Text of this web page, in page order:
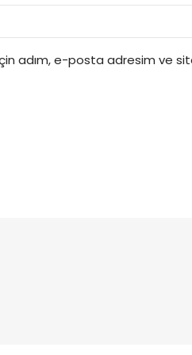
adım, e-posta adresim ve